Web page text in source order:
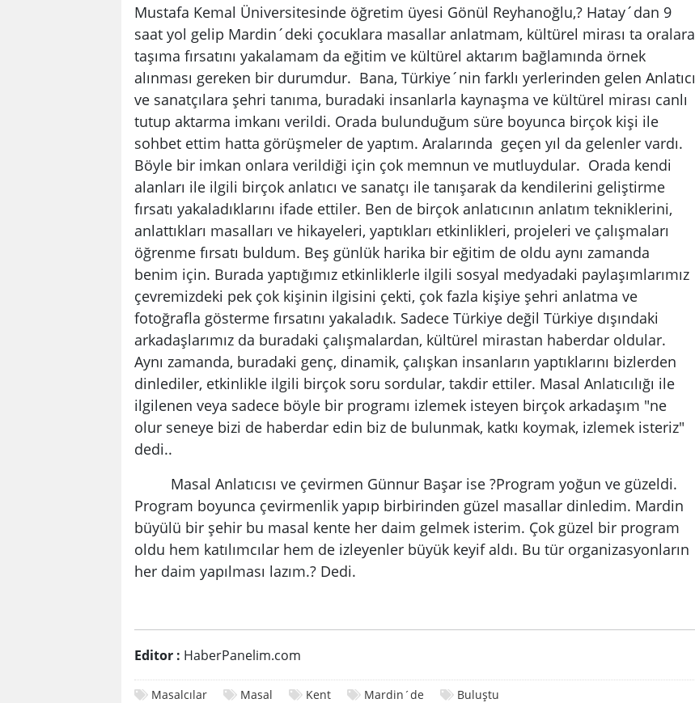
Mustafa Kemal Üniversitesinde öğretim üyesi Gönül Reyhanoğlu,? Hatay´dan 9
saat yol gelip Mardin´deki çocuklara masallar anlatmam, kültürel mirası ta oralara
taşıma fırsatını yakalamam da eğitim ve kültürel aktarım bağlamında örnek
alınması gereken bir durumdur. Bana, Türkiye´nin farklı yerlerinden gelen Anlatıcı
ve sanatçılara şehri tanıma, buradaki insanlarla kaynaşma ve kültürel mirası canlı
tutup aktarma imkanı verildi. Orada bulunduğum süre boyunca birçok kişi ile
sohbet ettim hatta görüşmeler de yaptım. Aralarında geçen yıl da gelenler vardı.
Böyle bir imkan onlara verildiği için çok memnun ve mutluydular. Orada kendi
alanları ile ilgili birçok anlatıcı ve sanatçı ile tanışarak da kendilerini geliştirme
fırsatı yakaladıklarını ifade ettiler. Ben de birçok anlatıcının anlatım tekniklerini,
anlattıkları masalları ve hikayeleri, yaptıkları etkinlikleri, projeleri ve çalışmaları
öğrenme fırsatı buldum. Beş günlük harika bir eğitim de oldu aynı zamanda
benim için. Burada yaptığımız etkinliklerle ilgili sosyal medyadaki paylaşımlarımız
çevremizdeki pek çok kişinin ilgisini çekti, çok fazla kişiye şehri anlatma ve
fotoğrafla gösterme fırsatını yakaladık. Sadece Türkiye değil Türkiye dışındaki
arkadaşlarımız da buradaki çalışmalardan, kültürel mirastan haberdar oldular.
Aynı zamanda, buradaki genç, dinamik, çalışkan insanların yaptıklarını bizlerden
dinlediler, etkinlikle ilgili birçok soru sordular, takdir ettiler. Masal Anlatıcılığı ile
ilgilenen veya sadece böyle bir programı izlemek isteyen birçok arkadaşım "ne
olur seneye bizi de haberdar edin biz de bulunmak, katkı koymak, izlemek isteriz"
dedi..
Masal Anlatıcısı ve çevirmen Günnur Başar ise ?Program yoğun ve güzeldi.
Program boyunca çevirmenlik yapıp birbirinden güzel masallar dinledim. Mardin
büyülü bir şehir bu masal kente her daim gelmek isterim. Çok güzel bir program
oldu hem katılımcılar hem de izleyenler büyük keyif aldı. Bu tür organizasyonların
her daim yapılması lazım.? Dedi.
Editor : HaberPanelim.com
Masalcılar Masal Kent Mardin´de Buluştu